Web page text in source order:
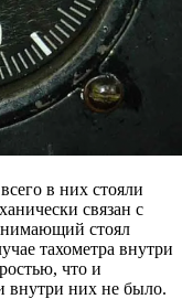
в них стояли
связан с
стоял
тахометра внутри
что и
внутри них не было.